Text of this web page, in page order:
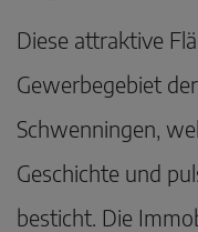
Diese attraktive
Gewerbegebiet
Schwenningen,
Geschichte und
besticht. Die